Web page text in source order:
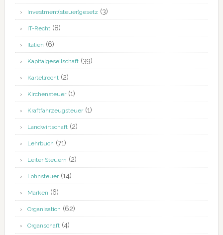
Investment(steuer)gesetz (3)
IT-Recht(8)
Italien (6)
Kapitalgesellschaft(39)
Kartellrecht(2)
Kirchensteuer(1)
Kraftfahrzeugsteuer(1)
Landwirtschaft(2)
Lehrbuch (71)
Leiter Steuern (2)
Lohnsteuer(14)
Marken (6)
Organisation (62)
Organschaft(4)